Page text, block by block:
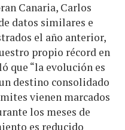
Canaria, Carlos
datos similares e
el año anterior,
propio récord en
que “la evolución es
destino consolidado
vienen marcados
los meses de
es reducido